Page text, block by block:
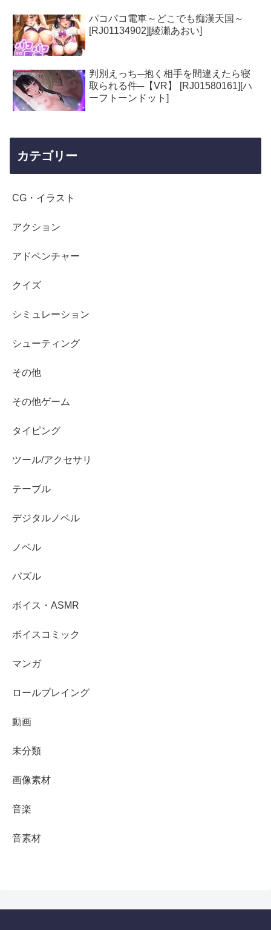
パコパコ電車～どこでも痴漢天国～
[RJ01134902][綾瀬あおい]
判別えっち─抱く相手を間違えたら寝
取られる件─【VR】 [RJ01580161][ハ
ーフトーンドット]
カテゴリー
CG・イラスト
アクション
アドベンチャー
クイズ
シミュレーション
シューティング
その他
その他ゲーム
タイピング
ツール/アクセサリ
テーブル
デジタルノベル
ノベル
パズル
ボイス・ASMR
ボイスコミック
マンガ
ロールプレイング
動画
未分類
画像素材
音楽
音素材